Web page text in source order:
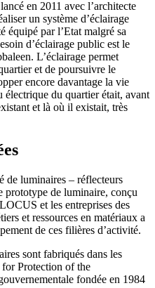
en 2011 avec l’architecte
un système d’éclairage
équipé par l’Etat malgré sa
d’éclairage public est le
L’éclairage permet
et de poursuivre le
encore davantage la vie
électrique du quartier était, avant
et là où il existait, très
de luminaires – réflecteurs
prototype de luminaire, conçu
et les entreprises des
et ressources en matériaux a
de ces filières d’activité.
sont fabriqués dans les
Protection of the
fondée en 1984